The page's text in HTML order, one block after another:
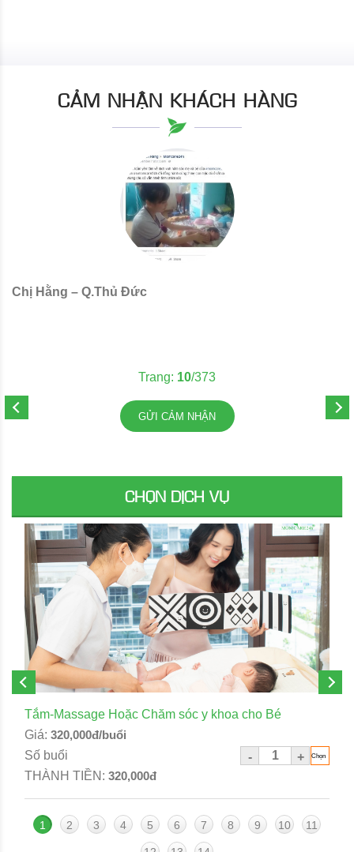
CẢM NHẬN KHÁCH HÀNG
Chị Hằng – Q.Thủ Đức
Trang: 11/373
GỬI CẢM NHẬN
CHỌN DỊCH VỤ
Tắm-Massage Hoặc Chăm sóc y khoa cho Bé
Giá: 320,000đ/buổi
Số buổi
-
+
THÀNH TIỀN: 320,000đ
1 2 3 4 5 6 7 8 9 10 11